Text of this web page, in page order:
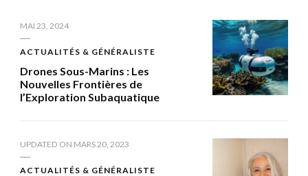
MAI 23, 2024
ACTUALITÉS & GÉNÉRALISTE
Drones Sous-Marins : Les
Nouvelles Frontières de
l’Exploration Subaquatique
UPDATED ON MARS 20, 2023
ACTUALITÉS & GÉNÉRALISTE